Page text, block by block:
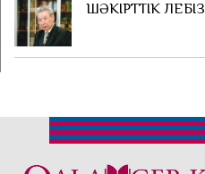
ШӘКІРТТІК ЛЕБІЗ